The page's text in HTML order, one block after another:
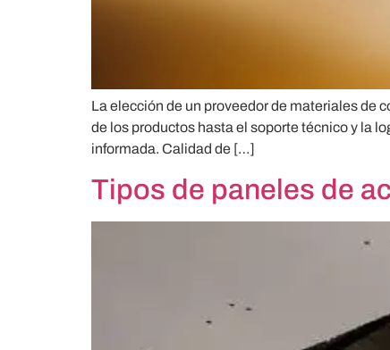
La elección de un proveedor de materiales de
de los productos hasta el soporte técnico y la
informada. Calidad de […]
Tipos de paneles de